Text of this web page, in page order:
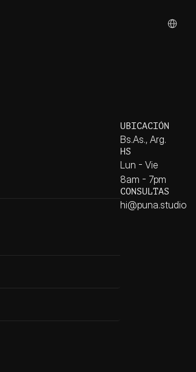
UBICACIÓN
Bs.As., Arg.
HS
Lun - Vie
8am - 7pm
CONSULTAS
hi@puna.studio